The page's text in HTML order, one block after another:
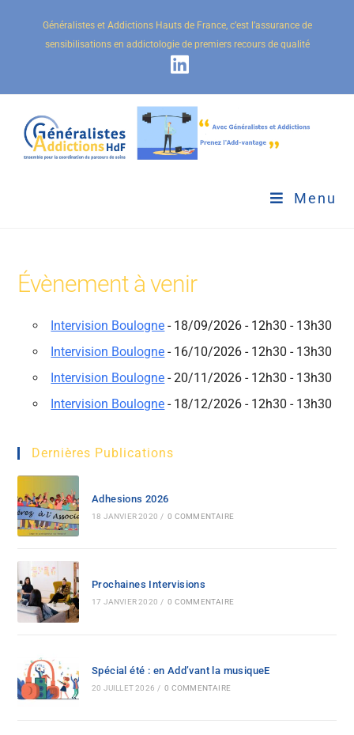
Généralistes et Addictions Hauts de France, c’est l’assurance de
sensibilisations en addictologie de premiers recours de qualité
Menu
Évènement à venir
Intervision Boulogne - 18/09/2026 - 12h30 - 13h30
Intervision Boulogne - 16/10/2026 - 12h30 - 13h30
Intervision Boulogne - 20/11/2026 - 12h30 - 13h30
Intervision Boulogne - 18/12/2026 - 12h30 - 13h30
Dernières Publications
Adhesions 2026
18 JANVIER 2020 / 0 COMMENTAIRE
Prochaines Intervisions
17 JANVIER 2020 / 0 COMMENTAIRE
Spécial été : en Add’vant la musiqueE
20 JUILLET 2026 / 0 COMMENTAIRE